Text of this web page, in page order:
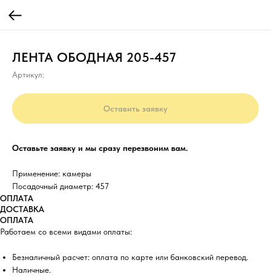
ЛЕНТА ОБОДНАЯ 205-457
Артикул:
Оставить заявку
Оставьте заявку и мы сразу перезвоним вам.
Применение: камеры
Посадочный диаметр: 457
ОПЛАТА
ДОСТАВКА
ОПЛАТА
Работаем со всеми видами оплаты:
Безналичный расчет: оплата по карте или банковский перевод.
Наличные.